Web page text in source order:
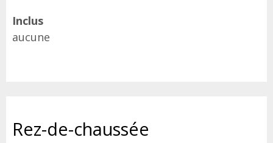
Inclus
aucune
Rez-de-chaussée